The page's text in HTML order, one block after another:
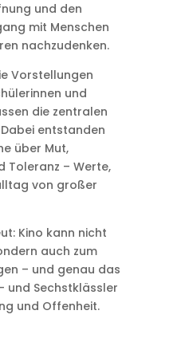
und den
mit Menschen
nachzudenken.
Vorstellungen
und
die zentralen
entstanden
über Mut,
Toleranz – Werte,
von großer
Kino kann nicht
auch zum
– und genau das
und Sechstklässler
und Offenheit.